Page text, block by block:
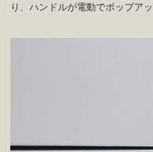
り、ハンドルが電動でポップア